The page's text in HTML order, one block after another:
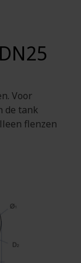
Voor
de tank
flenzen